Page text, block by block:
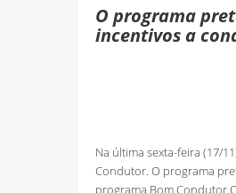
O programa
incentivos a
Na última sexta-feira (17/
Condutor. O programa